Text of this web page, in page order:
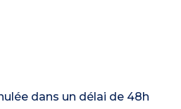
dans un délai de 48h